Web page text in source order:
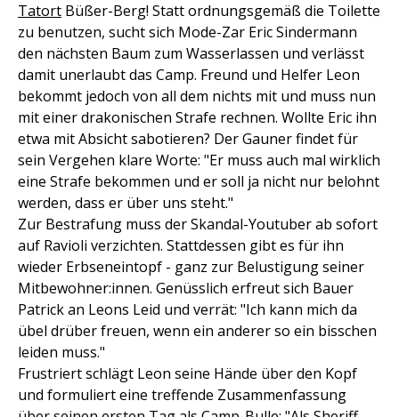
Tatort Büßer-Berg! Statt ordnungsgemäß die Toilette
zu benutzen, sucht sich Mode-Zar Eric Sindermann
den nächsten Baum zum Wasserlassen und verlässt
damit unerlaubt das Camp. Freund und Helfer Leon
bekommt jedoch von all dem nichts mit und muss nun
mit einer drakonischen Strafe rechnen. Wollte Eric ihn
etwa mit Absicht sabotieren? Der Gauner findet für
sein Vergehen klare Worte: "Er muss auch mal wirklich
eine Strafe bekommen und er soll ja nicht nur belohnt
werden, dass er über uns steht."
Zur Bestrafung muss der Skandal-Youtuber ab sofort
auf Ravioli verzichten. Stattdessen gibt es für ihn
wieder Erbseneintopf - ganz zur Belustigung seiner
Mitbewohner:innen. Genüsslich erfreut sich Bauer
Patrick an Leons Leid und verrät: "Ich kann mich da
übel drüber freuen, wenn ein anderer so ein bisschen
leiden muss."
Frustriert schlägt Leon seine Hände über den Kopf
und formuliert eine treffende Zusammenfassung